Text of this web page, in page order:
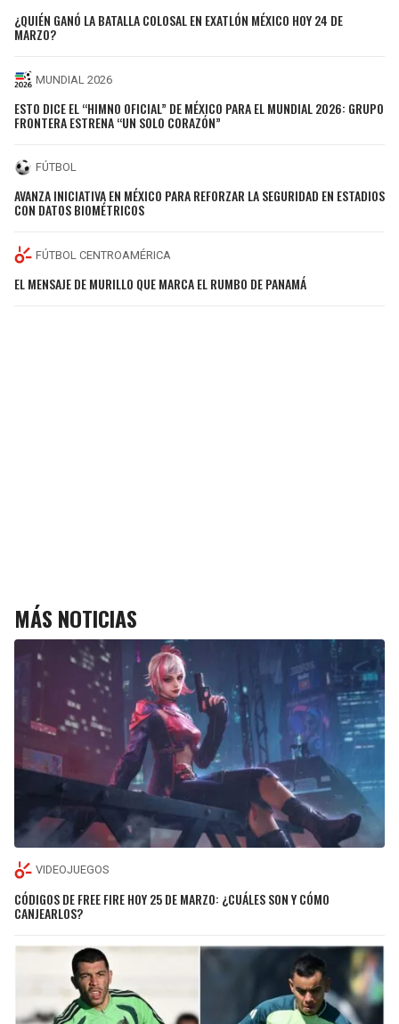
¿QUIÉN GANÓ LA BATALLA COLOSAL EN EXATLÓN MÉXICO HOY 24 DE
MARZO?
MUNDIAL 2026
ESTO DICE EL “HIMNO OFICIAL” DE MÉXICO PARA EL MUNDIAL 2026: GRUPO
FRONTERA ESTRENA “UN SOLO CORAZÓN”
FÚTBOL
AVANZA INICIATIVA EN MÉXICO PARA REFORZAR LA SEGURIDAD EN ESTADIOS
CON DATOS BIOMÉTRICOS
FÚTBOL CENTROAMÉRICA
EL MENSAJE DE MURILLO QUE MARCA EL RUMBO DE PANAMÁ
MÁS NOTICIAS
VIDEOJUEGOS
CÓDIGOS DE FREE FIRE HOY 25 DE MARZO: ¿CUÁLES SON Y CÓMO
CANJEARLOS?